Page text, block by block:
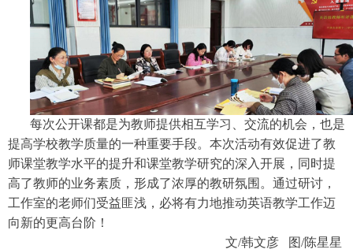
每次公开课都是为教师提供相互学习、交流的机会，也是
提高学校教学质量的一种重要手段。本次活动有效促进了教
师课堂教学水平的提升和课堂教学研究的深入开展，同时提
高了教师的业务素质，形成了浓厚的教研氛围。通过研讨，
工作室的老师们受益匪浅，必将有力地推动英语教学工作迈
向新的更高台阶！
文/韩文彦 图/陈星星